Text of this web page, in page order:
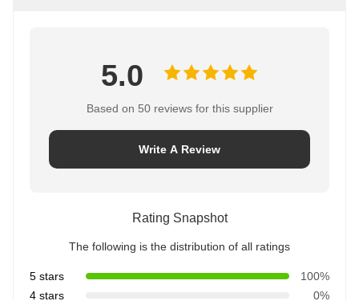
5.0
Based on 50 reviews for this supplier
Write A Review
Rating Snapshot
The following is the distribution of all ratings
5 stars
100%
4 stars
0%